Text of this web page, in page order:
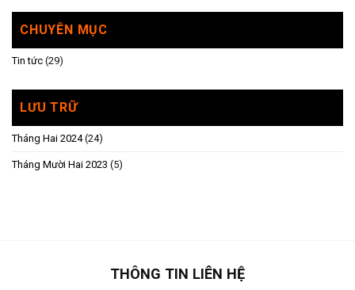
CHUYÊN MỤC
Tin tức (29)
LƯU TRỮ
Tháng Hai 2024(24)
Tháng Mười Hai 2023 (5)
THÔNG TIN LIÊN HỆ